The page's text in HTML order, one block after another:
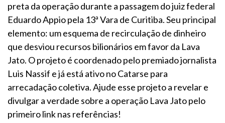
preta da operação durante a passagem do juiz federal
Eduardo Appio pela 13ª Vara de Curitiba. Seu principal
elemento: um esquema de recirculação de dinheiro
que desviou recursos bilionários em favor da Lava
Jato. O projeto é coordenado pelo premiado jornalista
Luis Nassif e já está ativo no Catarse para
arrecadação coletiva. Ajude esse projeto a revelar e
divulgar a verdade sobre a operação Lava Jato pelo
primeiro link nas referências!